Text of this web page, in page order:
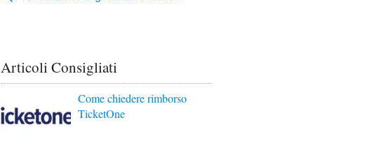
Articoli Consigliati
Come chiedere rimborso
TicketOne